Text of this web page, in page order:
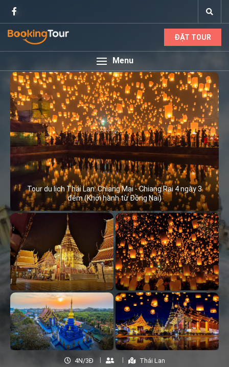
ĐẶT TOUR
Menu
Tour du lịch Thái Lan: Chiang Mai - Chiang Rai 4 ngày 3
đêm (Khởi hành từ Đồng Nai)
4N/3Đ Thái Lan